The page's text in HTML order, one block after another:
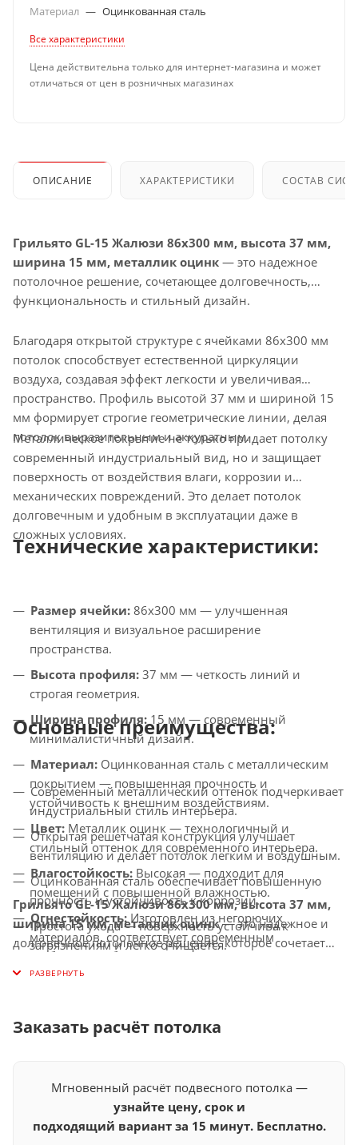
Материал — Оцинкованная сталь
Все характеристики
Цена действительна только для интернет-магазина и может
отличаться от цен в розничных магазинах
ОПИСАНИЕ ХАРАКТЕРИСТИКИ СОСТАВ
Грильято GL-15 Жалюзи 86x300 мм, высота 37 мм,
ширина 15 мм, металлик оцинк — это надежное
потолочное решение, сочетающее долговечность,
функциональность и стильный дизайн.
Благодаря открытой структуре с ячейками 86x300 мм
потолок способствует естественной циркуляции
воздуха, создавая эффект легкости и увеличивая
пространство. Профиль высотой 37 мм и шириной 15
мм формирует строгие геометрические линии, делая
потолок выразительным и аккуратным.
Металлическое покрытие не только придает потолку
современный индустриальный вид, но и защищает
поверхность от воздействия влаги, коррозии и
механических повреждений. Это делает потолок
долговечным и удобным в эксплуатации даже в
сложных условиях.
Технические характеристики:
Размер ячейки: 86x300 мм — улучшенная
вентиляция и визуальное расширение
пространства.
Высота профиля: 37 мм — четкость линий и
строгая геометрия.
Ширина профиля: 15 мм — современный
минималистичный дизайн.
Материал: Оцинкованная сталь с металлическим
покрытием — повышенная прочность и
устойчивость к внешним воздействиям.
Цвет: Металлик оцинк — технологичный и
стильный оттенок для современного интерьера.
Влагостойкость: Высокая — подходит для
помещений с повышенной влажностью.
Огнестойкость: Изготовлен из негорючих
материалов, соответствует современным
требованиям безопасности.
Совместимость с освещением:
осветительными системами.
Основные преимущества:
Современный металлический оттенок подчеркивает
индустриальный стиль интерьера.
Открытая решетчатая конструкция улучшает
вентиляцию и делает потолок легким и воздушным.
Оцинкованная сталь обеспечивает повышенную
прочность и устойчивость к коррозии.
Простота ухода — поверхность устойчива к
загрязнениям и легко очищается.
Подходит для офисов, торговых центров, бизнес-
Грильято GL-15 Жалюзи 86x300 мм, высота 37 мм,
ширина 15 мм, металлик оцинк— это надежное и
долговечное потолочное решение, которое сочетает
функциональность.
Заказать расчёт потолка
Мгновенный расчёт подвесного потолка —
узнайте цену, срок и
подходящий вариант за 15 минут. Бесплатно.